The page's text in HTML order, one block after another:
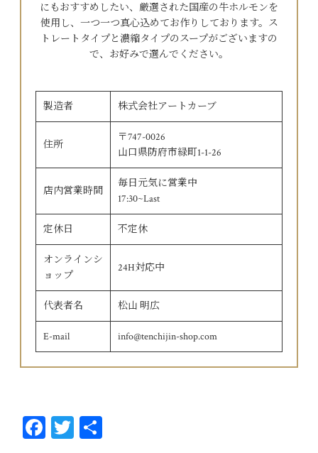
にもおすすめしたい、厳選された国産の牛ホルモンを
使用し、一つ一つ真心込めてお作りしております。ス
トレートタイプと濃縮タイプのスープがございますの
で、お好みで選んでください。
製造者 株式会社アートカーブ
住所
〒747-0026
山口県防府市緑町1-1-26
店内営業時間
毎日元気に営業中
17:30~Last
定休日 不定休
オンラインシ
ョップ
24H対応中
代表者名 松山 明広
E-mail info@tenchijin-shop.com
Fa T